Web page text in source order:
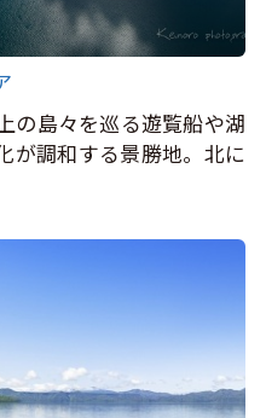
の島々を巡る遊覧船や湖
が調和する景勝地。北に